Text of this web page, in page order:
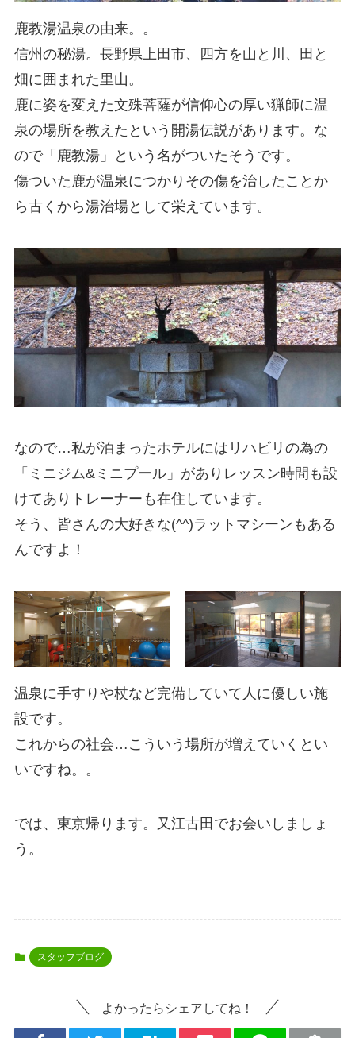
鹿教湯温泉の由来。。
信州の秘湯。長野県上田市、四方を山と川、田と
畑に囲まれた里山。
鹿に姿を変えた文殊菩薩が信仰心の厚い猟師に温
泉の場所を教えたという開湯伝説があります。な
ので「鹿教湯」という名がついたそうです。
傷ついた鹿が温泉につかりその傷を治したことか
ら古くから湯治場として栄えています。
なので…私が泊まったホテルにはリハビリの為の
「ミニジム&ミニプール」がありレッスン時間も設
けてありトレーナーも在住しています。
そう、皆さんの大好きな(^^)ラットマシーンもある
んですよ！
温泉に手すりや杖など完備していて人に優しい施
設です。
これからの社会…こういう場所が増えていくとい
いですね。。
では、東京帰ります。又江古田でお会いしましょ
う。
スタッフブログ
よかったらシェアしてね！